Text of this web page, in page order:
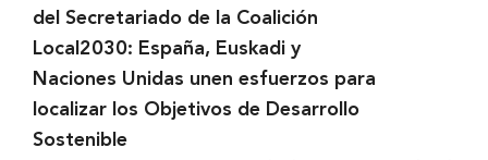
del Secretariado de la Coalición
Local2030: España, Euskadi y
Naciones Unidas unen esfuerzos para
localizar los Objetivos de Desarrollo
Sostenible